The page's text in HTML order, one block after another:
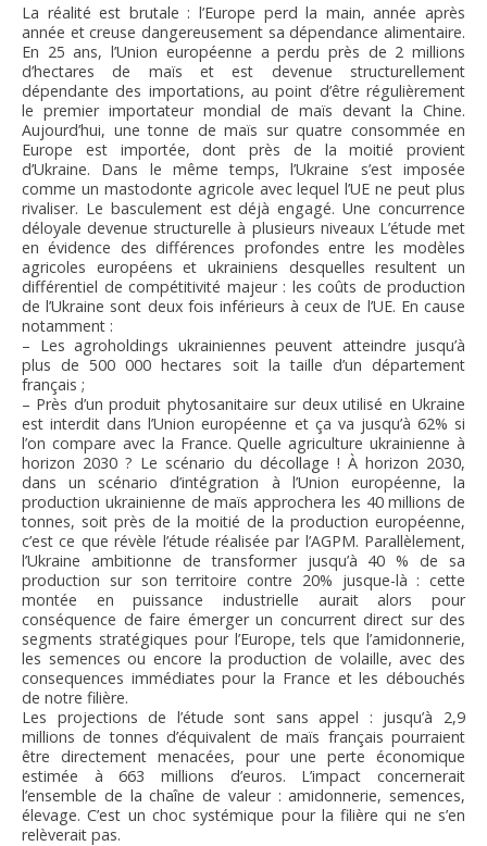
La réalité est brutale : l’Europe perd la main, année après
année et creuse dangereusement sa dépendance alimentaire.
En 25 ans, l’Union européenne a perdu près de 2 millions
d’hectares de maïs et est devenue structurellement
dépendante des importations, au point d’être régulièrement
le premier importateur mondial de maïs devant la Chine.
Aujourd’hui, une tonne de maïs sur quatre consommée en
Europe est importée, dont près de la moitié provient
d’Ukraine. Dans le même temps, l’Ukraine s’est imposée
comme un mastodonte agricole avec lequel l’UE ne peut plus
rivaliser. Le basculement est déjà engagé. Une concurrence
déloyale devenue structurelle à plusieurs niveaux L’étude met
en évidence des différences profondes entre les modèles
agricoles européens et ukrainiens desquelles resultent un
différentiel de compétitivité majeur : les coûts de production
de l’Ukraine sont deux fois inférieurs à ceux de l’UE. En cause
notamment :
– Les agroholdings ukrainiennes peuvent atteindre jusqu’à
plus de 500 000 hectares soit la taille d’un département
français ;
– Près d’un produit phytosanitaire sur deux utilisé en Ukraine
est interdit dans l’Union européenne et ça va jusqu’à 62% si
l’on compare avec la France. Quelle agriculture ukrainienne à
horizon 2030 ? Le scénario du décollage ! À horizon 2030,
dans un scénario d’intégration à l’Union européenne, la
production ukrainienne de maïs approchera les 40 millions de
tonnes, soit près de la moitié de la production européenne,
c’est ce que révèle l’étude réalisée par l’AGPM. Parallèlement,
l’Ukraine ambitionne de transformer jusqu’à 40 % de sa
production sur son territoire contre 20% jusque-là : cette
montée en puissance industrielle aurait alors pour
conséquence de faire émerger un concurrent direct sur des
segments stratégiques pour l’Europe, tels que l’amidonnerie,
les semences ou encore la production de volaille, avec des
consequences immédiates pour la France et les débouchés
de notre filière.
Les projections de l’étude sont sans appel : jusqu’à 2,9
millions de tonnes d’équivalent de maïs français pourraient
être directement menacées, pour une perte économique
estimée à 663 millions d’euros. L’impact concernerait
l’ensemble de la chaîne de valeur : amidonnerie, semences,
élevage. C’est un choc systémique pour la filière qui ne s’en
relèverait pas.